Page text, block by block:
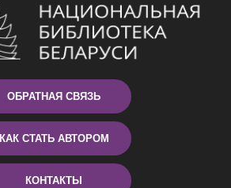
ОБРАТНАЯ СВЯЗЬ
КАК СТАТЬ АВТОРОМ
КОНТАКТЫ